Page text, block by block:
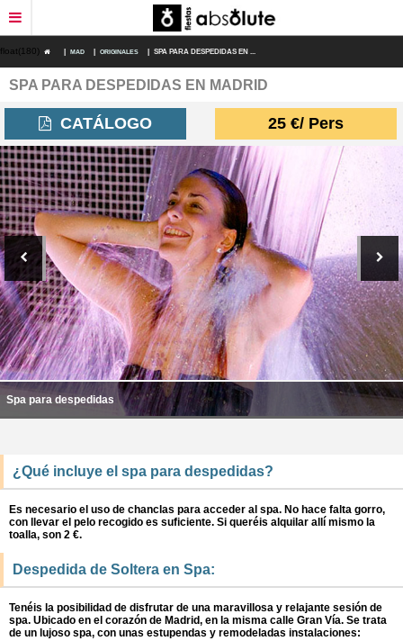
float(180) MAD ORIGINALES SPA PARA DESPEDIDAS EN ...
SPA PARA DESPEDIDAS EN MADRID
25 €/ Pers
CATÁLOGO
Spa para despedidas
¿Qué incluye el spa para despedidas?
Es necesario el uso de chanclas para acceder al spa. No hace falta gorro,
con llevar el pelo recogido es suficiente. Si queréis alquilar allí mismo la
toalla, son 2 €.
Despedida de Soltera en Spa:
Tenéis la posibilidad de disfrutar de una maravillosa y relajante sesión de
spa. Ubicado en el corazón de Madrid, en la misma calle Gran Vía. Se trata
de un lujoso spa, con unas estupendas y remodeladas instalaciones:
RESTAURANTES
DEPORTES DE AVENTURA
PLANES FIN DE SEMANA
ESPECTÁCULOS
DESPEDIDAS ORIGINALES
TRANSPORTE
DESPEDIDAS ECONÓMICAS
PACKS DESPEDIDAS